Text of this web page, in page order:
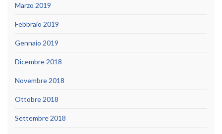
Marzo 2019
Febbraio 2019
Gennaio 2019
Dicembre 2018
Novembre 2018
Ottobre 2018
Settembre 2018